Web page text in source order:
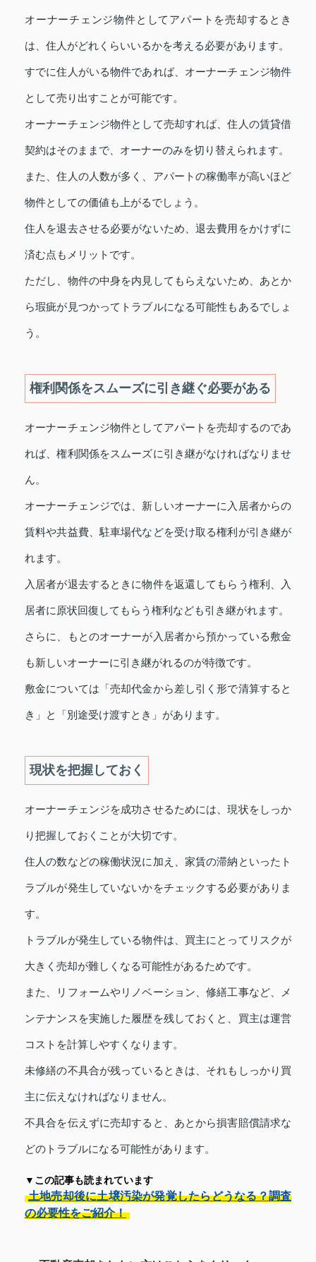
オーナーチェンジ物件としてアパートを売却するとき
は、住人がどれくらいいるかを考える必要があります。
すでに住人がいる物件であれば、オーナーチェンジ物件
として売り出すことが可能です。
オーナーチェンジ物件として売却すれば、住人の賃貸借
契約はそのままで、オーナーのみを切り替えられます。
また、住人の人数が多く、アパートの稼働率が高いほど
物件としての価値も上がるでしょう。
住人を退去させる必要がないため、退去費用をかけずに
済む点もメリットです。
ただし、物件の中身を内見してもらえないため、あとか
ら瑕疵が見つかってトラブルになる可能性もあるでしょ
う。
権利関係をスムーズに引き継ぐ必要がある
オーナーチェンジ物件としてアパートを売却するのであ
れば、権利関係をスムーズに引き継がなければなりませ
ん。
オーナーチェンジでは、新しいオーナーに入居者からの
賃料や共益費、駐車場代などを受け取る権利が引き継が
れます。
入居者が退去するときに物件を返還してもらう権利、入
居者に原状回復してもらう権利なども引き継がれます。
さらに、もとのオーナーが入居者から預かっている敷金
も新しいオーナーに引き継がれるのが特徴です。
敷金については「売却代金から差し引く形で清算すると
き」と「別途受け渡すとき」があります。
現状を把握しておく
オーナーチェンジを成功させるためには、現状をしっか
り把握しておくことが大切です。
住人の数などの稼働状況に加え、家賃の滞納といったト
ラブルが発生していないかをチェックする必要がありま
す。
トラブルが発生している物件は、買主にとってリスクが
大きく売却が難しくなる可能性があるためです。
また、リフォームやリノベーション、修繕工事など、メ
ンテナンスを実施した履歴を残しておくと、買主は運営
コストを計算しやすくなります。
未修繕の不具合が残っているときは、それもしっかり買
主に伝えなければなりません。
不具合を伝えずに売却すると、あとから損害賠償請求な
どのトラブルになる可能性があります。
▼この記事も読まれています
土地売却後に土壌汚染が発覚したらどうなる？調査
の必要性をご紹介！